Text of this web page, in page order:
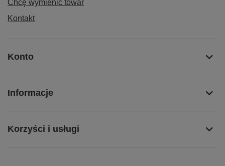
Chcę wymienić towar
Kontakt
Konto
Informacje
Korzyści i usługi